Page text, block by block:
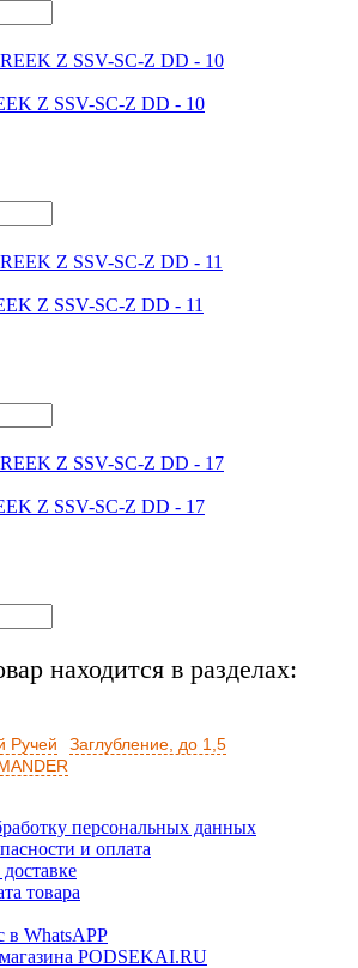
Z SSV-SC-Z DD - 10
Z SSV-SC-Z DD - 11
Z SSV-SC-Z DD - 17
находится в разделах:
Ручей
Заглубление, до 1,5
персональных данных
и оплата
товара
в WhatsAPP
PODSEKAI.RU